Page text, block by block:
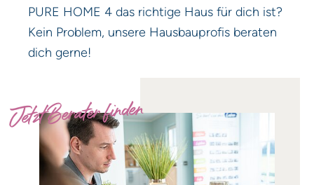
PURE HOME 4 das richtige Haus für dich ist?
Kein Problem, unsere Hausbauprofis beraten
dich gerne!
Jetzt Berater finden